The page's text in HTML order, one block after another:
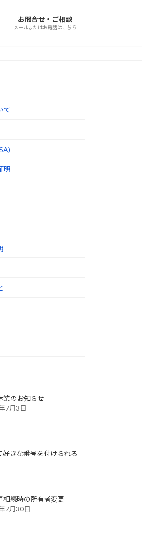
お問合せ・ご相談
メールまたはお電話はこちら
て
明
業のお知らせ
7月3日
好きな番号を付けられる
相続時の所有者変更
7月30日